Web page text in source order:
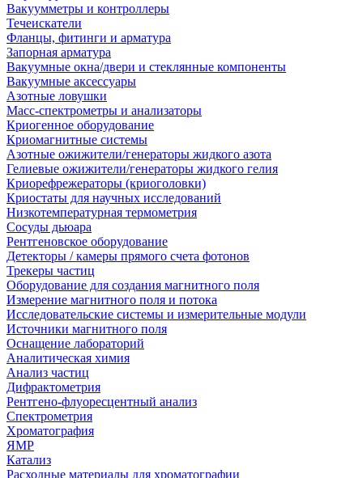
Вакуумметры и контроллеры
Течеискатели
Фланцы, фитинги и арматура
Запорная арматура
Вакуумные окна/двери и стеклянные компоненты
Вакуумные аксессуары
Азотные ловушки
Масс-спектрометры и анализаторы
Криогенное оборудование
Криомагнитные системы
Азотные ожижители/генераторы жидкого азота
Гелиевые ожижители/генераторы жидкого гелия
Криорефрежераторы (криоголовки)
Криостаты для научных исследований
Низкотемпературная термометрия
Сосуды дьюара
Рентгеновское оборудование
Детекторы / камеры прямого счета фотонов
Трекеры частиц
Оборудование для создания магнитного поля
Измерение магнитного поля и потока
Исследовательские системы и измерительные модули
Источники магнитного поля
Оснащение лабораторий
Аналитическая химия
Анализ частиц
Дифрактометрия
Рентгено-флуоресцентный анализ
Спектрометрия
Хроматография
ЯМР
Катализ
Расходные материалы для хроматографии